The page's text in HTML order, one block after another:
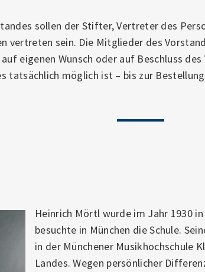
sollen der Stifter, Vertreter des
vertreten sein. Die Mitglieder des
eigenen Wunsch oder auf Beschluss
tatsächlich möglich ist – bis zur
Heinrich Mörtl wurde im Jahr 1930
besuchte in München die Schule.
in der Münchener Musikhochschule
Landes. Wegen persönlicher